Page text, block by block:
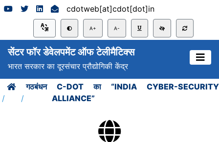
cdotweb[at]cdot[dot]in
A+ A-
सेंटर फॉर डेवेलपमेंट ऑफ टेलीमैटिक्स
भारत सरकार का दूरसंचार प्रौद्योगिकी केंद्र
गठबंधन
C-DOT का “INDIA CYBER-SECURITY
ALLIANCE”